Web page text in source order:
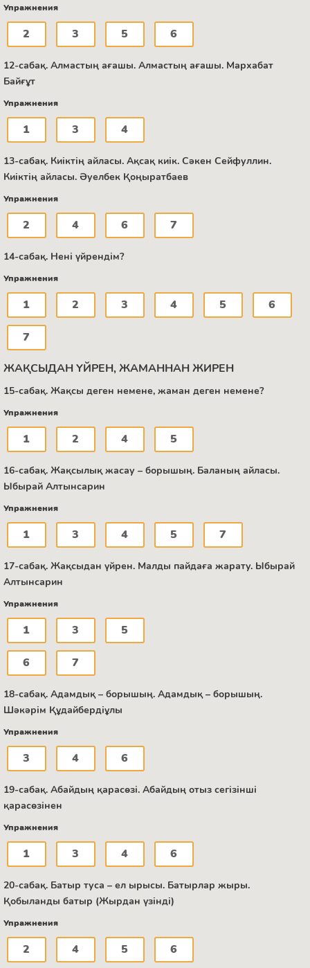
Упражнения
2 3 5 6
12-сабақ. Алмастың ағашы. Алмастың ағашы. Мархабат
Байғұт
Упражнения
1 3 4
13-сабақ. Киіктің айласы. Ақсақ киік. Сәкен Сейфуллин.
Киіктің айласы. Әуелбек Қоңыратбаев
Упражнения
2 4 6 7
14-сабақ. Нені үйрендім?
Упражнения
1 2 3 4 5 6
7
ЖАҚСЫДАН ҮЙРЕН, ЖАМАННАН ЖИРЕН
15-сабақ. Жақсы деген немене, жаман деген немене?
Упражнения
1 2 4 5
16-сабақ. Жақсылық жасау – борышың. Баланың айласы.
Ыбырай Алтынсарин
Упражнения
1 3 4 5 7
17-сабақ. Жақсыдан үйрен. Малды пайдаға жарату. Ыбырай
Алтынсарин
Упражнения
1 3 5
6 7
18-сабақ. Адамдық – борышың. Адамдық – борышың.
Шәкәрім Құдайбердіұлы
Упражнения
3 4 6
19-сабақ. Абайдың қарасөзі. Абайдың отыз сегізінші
қарасөзінен
Упражнения
1 3 4 6
20-сабақ. Батыр туса – ел ырысы. Батырлар жыры.
Қобыланды батыр (Жырдан үзінді)
Упражнения
2 4 5 6